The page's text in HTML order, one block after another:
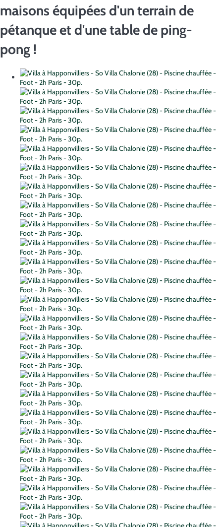
maisons équipées d'un terrain de
pétanque et d'une table de ping-
pong !